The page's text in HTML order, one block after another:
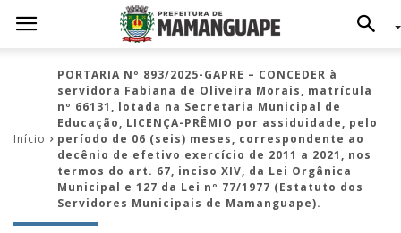
Início
PORTARIA Nº 893/2025-GAPRE – CONCEDER à
servidora Fabiana de Oliveira Morais, matrícula
nº 66131, lotada na Secretaria Municipal de
Educação, LICENÇA-PRÊMIO por assiduidade, pelo
período de 06 (seis) meses, correspondente ao
decênio de efetivo exercício de 2011 a 2021, nos
termos do art. 67, inciso XIV, da Lei Orgânica
Municipal e 127 da Lei nº 77/1977 (Estatuto dos
Servidores Municipais de Mamanguape).